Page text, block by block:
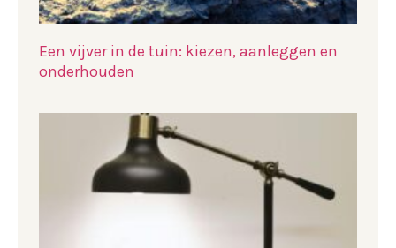
Een vijver in de tuin: kiezen, aanleggen en
onderhouden